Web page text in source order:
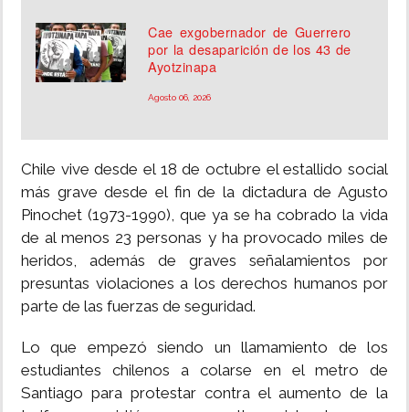
Cae exgobernador de Guerrero
por la desaparición de los 43 de
Ayotzinapa
Agosto 06, 2026
Chile vive desde el 18 de octubre el estallido social
más grave desde el fin de la dictadura de Agusto
Pinochet (1973-1990), que ya se ha cobrado la vida
de al menos 23 personas y ha provocado miles de
heridos, además de graves señalamientos por
presuntas violaciones a los derechos humanos por
parte de las fuerzas de seguridad.
Lo que empezó siendo un llamamiento de los
estudiantes chilenos a colarse en el metro de
Santiago para protestar contra el aumento de la